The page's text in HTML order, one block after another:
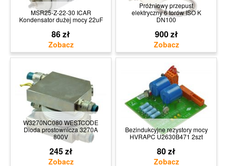
MSR25-Z-22-30 ICAR
Kondensator dużej mocy 22uF
86 zł
Próżniowy przepust
elektryczny 6 torów ISO K
DN100
900 zł
W3270NC080 WESTCODE
Dioda prostownicza 3270A
800V
245 zł
Bezindukcyjne rezystory mocy
HVRAPC U2630B471 2szt
80 zł